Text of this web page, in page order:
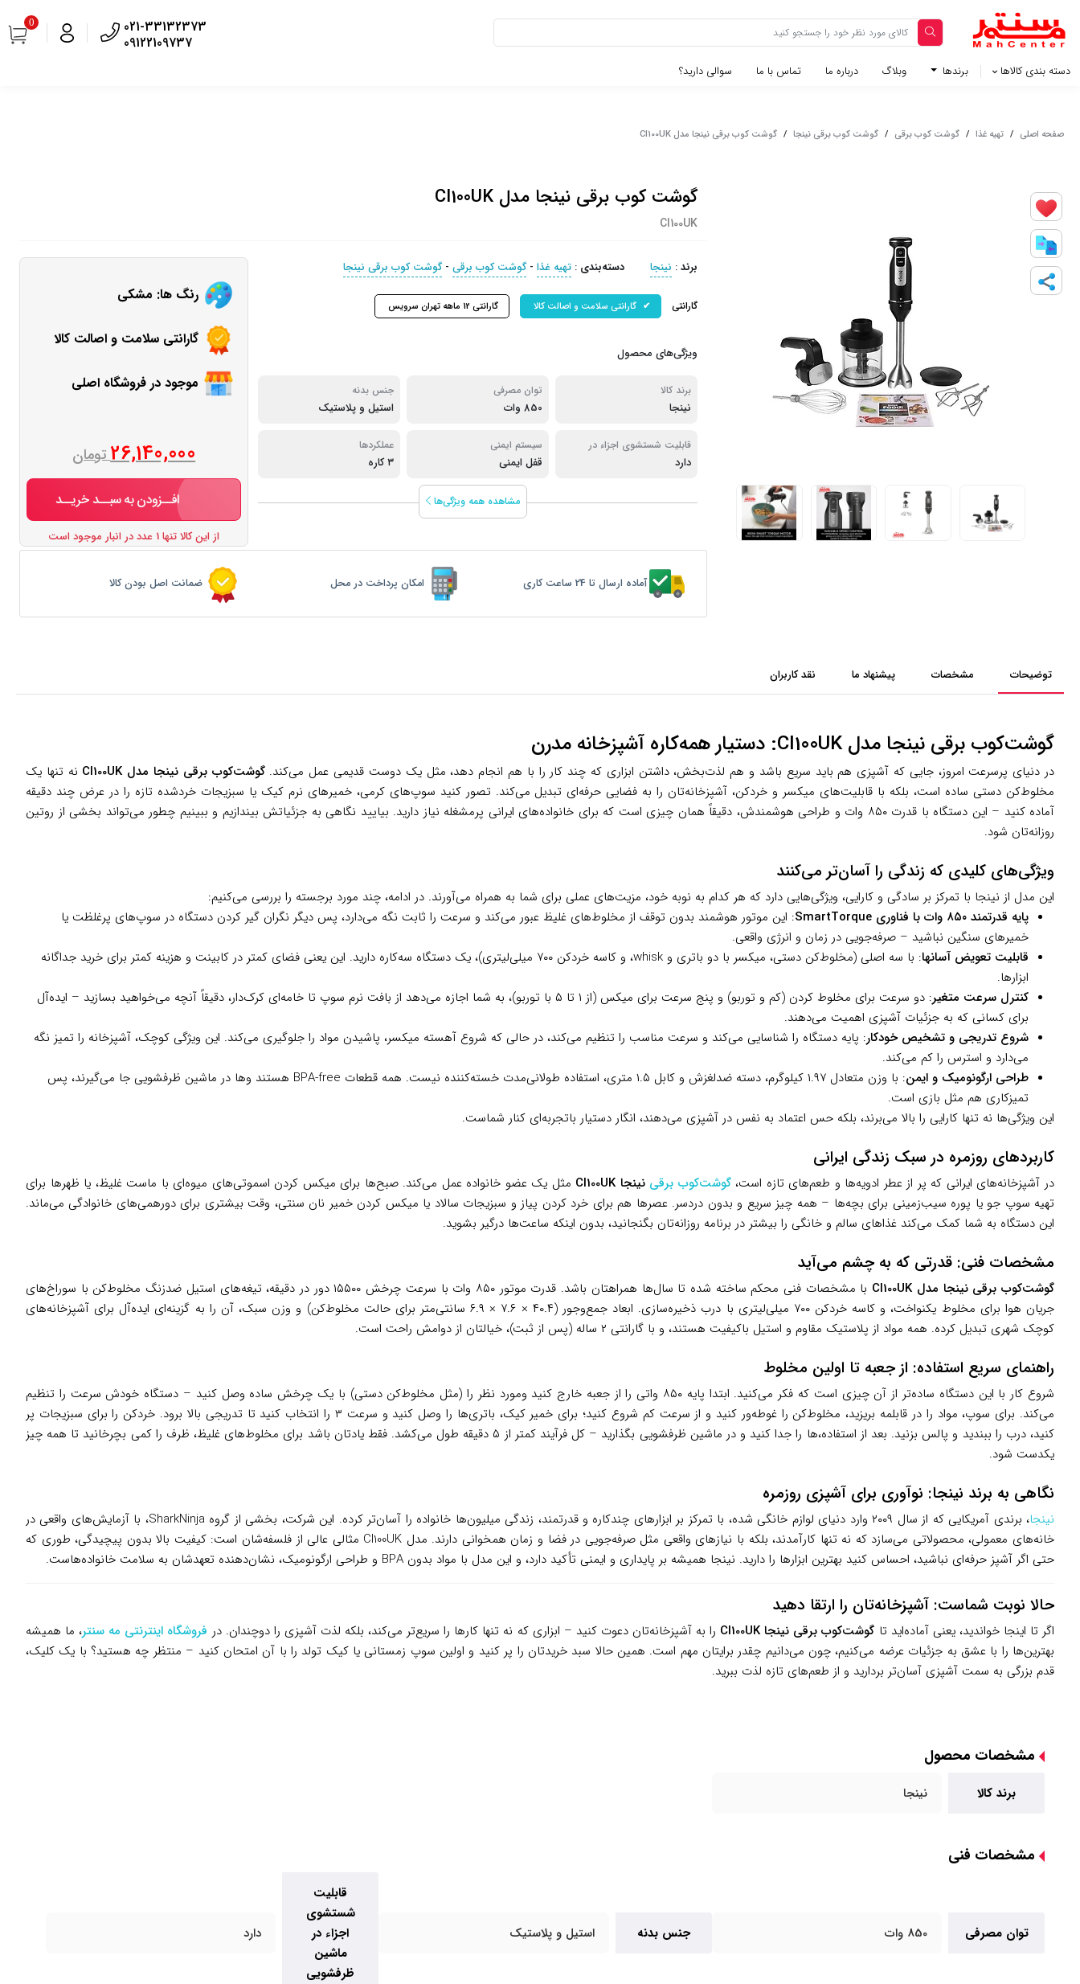
021-33132373
09122109737
0
دسته بندی کالاها برندها وبلاگ‌ درباره ما تماس با ما سوالی دارید؟
صفحه اصلی / تهیه غذا / گوشت کوب برقی / گوشت کوب برقی نینجا / گوشت کوب برقی نینجا مدل CI100UK
گوشت کوب برقی نینجا مدل CI100UK
CI100UK
برند: نینجا دسته‌بندی : تهیه غذا -گوشت کوب برقی -گوشت کوب برقی نینجا
گارانتی گارانتی سلامت و اصالت کالا گارانتی 12 ماهه تهران سرویس
ویژگی‌های محصول
برند کالا
نینجا
توان مصرفی
850 وات
جنس بدنه
استیل و پلاستیک
قابلیت شستشوی اجزاء در
ماشین ظرفشویی
دارد
سیستم ایمنی
قفل ایمنی
عملکردها
۳ کاره
مشاهده همه ویژگی‌ها
رنگ ها: مشکی
گارانتی سلامت و اصالت کالا
موجود در فروشگاه اصلی
26,140,000تومان
افــزودن به سبــد خریــد
از این کالا تنها 1 عدد در انبار موجود است
آماده ارسال تا 24 ساعت کاری امکان پرداخت در محل ضمانت اصل بودن کالا
توضیحات مشخصات پیشنهاد ما نقد کاربران
گوشت‌کوب برقی نینجا مدل CI100UK: دستیار همه‌کاره آشپزخانه مدرن
در دنیای پرسرعت امروز، جایی که آشپزی هم باید سریع باشد و هم لذت‌بخش، داشتن ابزاری که چند کار را با هم انجام دهد، مثل یک دوست قدیمی عمل می‌کند.گوشت‌کوب برقی نینجا مدل CI100UK
نه تنها یک
مخلوط‌کن دستی ساده است، بلکه با قابلیت‌های میکسر و خردکن، آشپزخانه‌تان را به فضایی حرفه‌ای تبدیل می‌کند. تصور کنید سوپ‌های کرمی، خمیرهای نرم کیک یا سبزیجات خردشده تازه را در عرض چند دقیقه
آماده کنید – این دستگاه با قدرت ۸۵۰ وات و طراحی هوشمندش، دقیقاً همان چیزی است که برای خانواده‌های ایرانی پرمشغله نیاز دارید. بیایید نگاهی به جزئیاتش بیندازیم و ببینیم چطور می‌تواند بخشی از روتین
روزانه‌تان شود.
ویژگی‌های کلیدی که زندگی را آسان‌تر می‌کنند
این مدل از نینجا با تمرکز بر سادگی و کارایی، ویژگی‌هایی دارد که هر کدام به نوبه خود، مزیت‌های عملی برای شما به همراه می‌آورند. در ادامه، چند مورد برجسته را بررسی می‌کنیم:
پایه قدرتمند ۸۵۰ وات با فناوری SmartTorque
: این موتور هوشمند بدون توقف از مخلوط‌های غلیظ عبور می‌کند و سرعت را ثابت نگه می‌دارد، پس دیگر نگران گیر کردن دستگاه در سوپ‌های پرغلظت یا
خمیرهای سنگین نباشید – صرفه‌جویی در زمان و انرژی واقعی.
قابلیت تعویض آسانها
: با سه اصلی (مخلوط‌کن دستی، میکسر با دو باتری و whisk، و کاسه خردکن ۷۰۰ میلی‌لیتری)، یک دستگاه سه‌کاره دارید. این یعنی فضای کمتر در کابینت و هزینه کمتر برای خرید جداگانه
ابزارها.
کنترل سرعت متغیر
: دو سرعت برای مخلوط کردن (کم و توربو) و پنج سرعت برای میکس (از ۱ تا ۵ با توربو)، به شما اجازه می‌دهد از بافت نرم سوپ تا خامه‌ای کرک‌دار، دقیقاً آنچه می‌خواهید بسازید – ایده‌آل
برای کسانی که به جزئیات آشپزی اهمیت می‌دهند.
شروع تدریجی و تشخیص خودکار: پایه دستگاه را شناسایی می‌کند و سرعت مناسب را تنظیم می‌کند، در حالی که شروع آهسته میکسر، پاشیدن مواد را جلوگیری می‌کند. این ویژگی کوچک، آشپزخانه را تمیز نگه
می‌دارد و استرس را کم می‌کند.
طراحی ارگونومیک و ایمن
: با وزن متعادل ۱.۹۷ کیلوگرم، دسته ضدلغزش و کابل ۱.۵ متری، استفاده طولانی‌مدت خسته‌کننده نیست. همه قطعات BPA-free هستند وها در ماشین ظرفشویی جا می‌گیرند، پس
تمیزکاری هم مثل بازی است.
این ویژگی‌ها نه تنها کارایی را بالا می‌برند، بلکه حس اعتماد به نفس در آشپزی می‌دهند، انگار دستیار باتجربه‌ای کنار شماست.
کاربردهای روزمره در سبک زندگی ایرانی
در آشپزخانه‌های ایرانی که پر از عطر ادویه‌ها و طعم‌های تازه است،گوشت‌کوب برقی نینجا CI100UK
مثل یک عضو خانواده عمل می‌کند. صبح‌ها برای میکس کردن اسموتی‌های میوه‌ای با ماست غلیظ، یا ظهرها برای
تهیه سوپ جو یا پوره سیب‌زمینی برای بچه‌ها – همه چیز سریع و بدون دردسر. عصرها هم برای خرد کردن پیاز و سبزیجات سالاد یا میکس کردن خمیر نان سنتی، وقت بیشتری برای دورهمی‌های خانوادگی می‌ماند.
این دستگاه به شما کمک می‌کند غذاهای سالم و خانگی را بیشتر در برنامه روزانه‌تان بگنجانید، بدون اینکه ساعت‌ها درگیر بشوید.
مشخصات فنی: قدرتی که به چشم می‌آید
گوشت‌کوب برقی نینجا مدل CI100UK
با مشخصات فنی محکم ساخته شده تا سال‌ها همراهتان باشد. قدرت موتور ۸۵۰ وات با سرعت چرخش ۱۵۵۰۰ دور در دقیقه، تیغه‌های استیل ضدزنگ مخلوط‌کن با سوراخ‌های
جریان هوا برای مخلوط یکنواخت، و کاسه خردکن ۷۰۰ میلی‌لیتری با درب ذخیره‌سازی. ابعاد جمع‌وجور (۴۰.۴ × ۷.۶ × ۶.۹ سانتی‌متر برای حالت مخلوط‌کن) و وزن سبک، آن را به گزینه‌ای ایده‌آل برای آشپزخانه‌های
کوچک شهری تبدیل کرده. همه مواد از پلاستیک مقاوم و استیل باکیفیت هستند، و با گارانتی ۲ ساله (پس از ثبت)، خیالتان از دوامش راحت است.
راهنمای سریع استفاده: از جعبه تا اولین مخلوط
شروع کار با این دستگاه ساده‌تر از آن چیزی است که فکر می‌کنید. ابتدا پایه ۸۵۰ واتی را از جعبه خارج کنید ومورد نظر را (مثل مخلوط‌کن دستی) با یک چرخش ساده وصل کنید – دستگاه خودش سرعت را تنظیم
می‌کند. برای سوپ، مواد را در قابلمه بریزید، مخلوط‌کن را غوطه‌ور کنید و از سرعت کم شروع کنید؛ برای خمیر کیک، باتری‌ها را وصل کنید و سرعت ۳ را انتخاب کنید تا تدریجی بالا برود. خردکن را برای سبزیجات پر
کنید، درب را ببندید و پالس بزنید. بعد از استفاده،ها را جدا کنید و در ماشین ظرفشویی بگذارید – کل فرآیند کمتر از ۵ دقیقه طول می‌کشد. فقط یادتان باشد برای مخلوط‌های غلیظ، ظرف را کمی بچرخانید تا همه چیز
یکدست شود.
نگاهی به برند نینجا: نوآوری برای آشپزی روزمره
نینجا
، برندی آمریکایی که از سال ۲۰۰۹ وارد دنیای لوازم خانگی شده، با تمرکز بر ابزارهای چندکاره و قدرتمند، زندگی میلیون‌ها خانواده را آسان‌تر کرده. این شرکت، بخشی از گروه SharkNinja، با آزمایش‌های واقعی در
خانه‌های معمولی، محصولاتی می‌سازد که نه تنها کارآمدند، بلکه با نیازهای واقعی مثل صرفه‌جویی در فضا و زمان همخوانی دارند. مدل CI100UK مثالی عالی از فلسفه‌شان است: کیفیت بالا بدون پیچیدگی، طوری که
حتی اگر آشپز حرفه‌ای نباشید، احساس کنید بهترین ابزارها را دارید. نینجا همیشه بر پایداری و ایمنی تأکید دارد، و این مدل با مواد بدون BPA و طراحی ارگونومیک، نشان‌دهنده تعهدشان به سلامت خانواده‌هاست.
حالا نوبت شماست: آشپزخانه‌تان را ارتقا دهید
اگر تا اینجا خواندید، یعنی آماده‌اید تا گوشت‌کوب برقی نینجا CI100UK را به آشپزخانه‌تان دعوت کنید – ابزاری که نه تنها کارها را سریع‌تر می‌کند، بلکه لذت آشپزی را دوچندان. در فروشگاه اینترنتی مه سنتر، ما همیشه
بهترین‌ها را با عشق به جزئیات عرضه می‌کنیم، چون می‌دانیم چقدر برایتان مهم است. همین حالا سبد خریدتان را پر کنید و اولین سوپ زمستانی یا کیک تولد را با آن امتحان کنید – منتظر چه هستید؟ با یک کلیک،
قدم بزرگی به سمت آشپزی آسان‌تر بردارید و از طعم‌های تازه لذت ببرید.
مشخصات محصول
برند کالا نینجا
مشخصات فنی
توان مصرفی 850 وات جنس بدنه استیل و پلاستیک
قابلیت
شستشوی
اجزاء در
ماشین
ظرفشویی
دارد